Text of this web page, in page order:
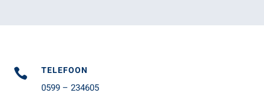
 TELEFOON
0599 – 234605